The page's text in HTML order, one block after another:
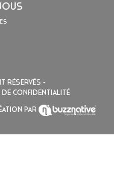
RÉSERVÉS -
CONFIDENTIALITÉ
PAR